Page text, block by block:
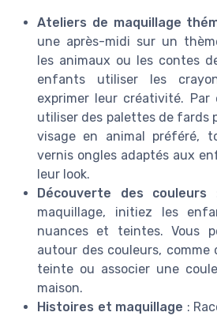
Ateliers de maquillage
une après-midi sur un
les animaux ou les contes
enfants utiliser les
exprimer leur créativité. Par
utiliser des palettes de fards
visage en animal préféré,
vernis ongles adaptés aux
leur look.
Découverte des couleurs
maquillage, initiez les
nuances et teintes. Vous
autour des couleurs, comme
teinte ou associer une
maison.
Histoires et maquillage :